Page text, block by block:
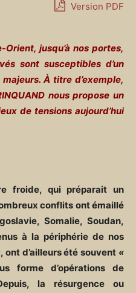
Version PDF
jusqu’à nos portes,
sont susceptibles d’un
À titre d’exemple,
nous propose un
de tensions aujourd’hui
froide, qui préparait un
conflits ont émaillé
Somalie, Soudan,
à la périphérie de nos
d’ailleurs été souvent «
forme d’opérations de
la résurgence ou